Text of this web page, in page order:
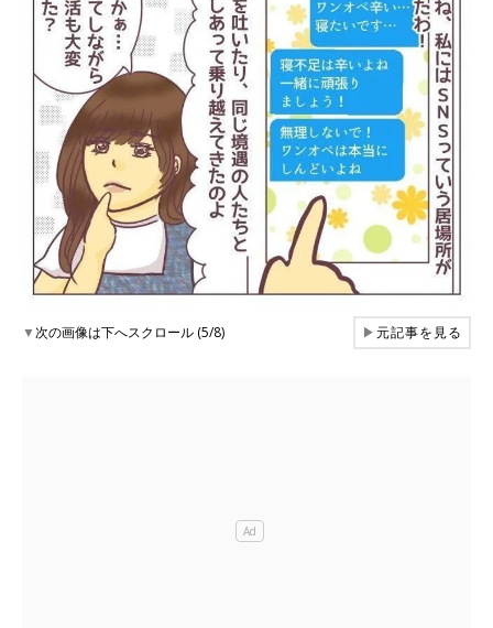
▼次の画像は下へスクロール (5/8) ▶元記事を見る